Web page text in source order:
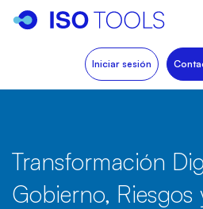
Iniciar sesión
Transformación
Gobierno, Riesgos